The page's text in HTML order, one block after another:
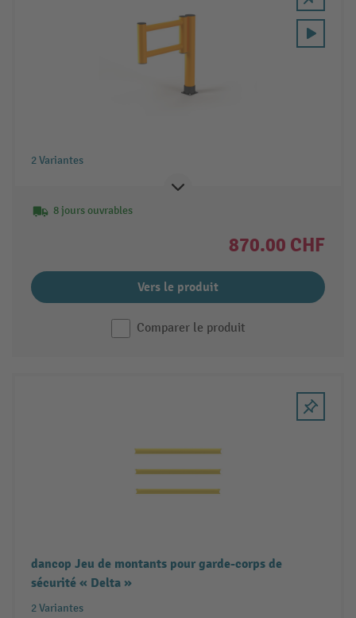
2 Variantes
8 jours ouvrables
870.00 CHF
Vers le produit
Comparer le produit
dancop Jeu de montants pour garde-corps de
sécurité « Delta »
2 Variantes